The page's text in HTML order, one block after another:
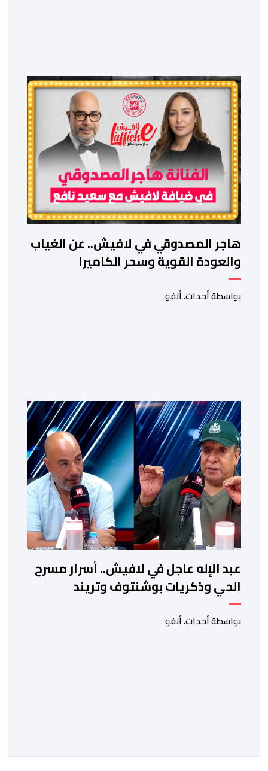
هاجر المصدوقي في لافيش.. عن الغياب
والعودة القوية وسحر الكاميرا
بواسطة أحداث. أنفو
عبد الإله عاجل في لافيش.. أسرار مسرح
الحي وذكريات بوشنتوف وتريند
"الشارجان عيسى" في كأس العالم
بواسطة أحداث. أنفو